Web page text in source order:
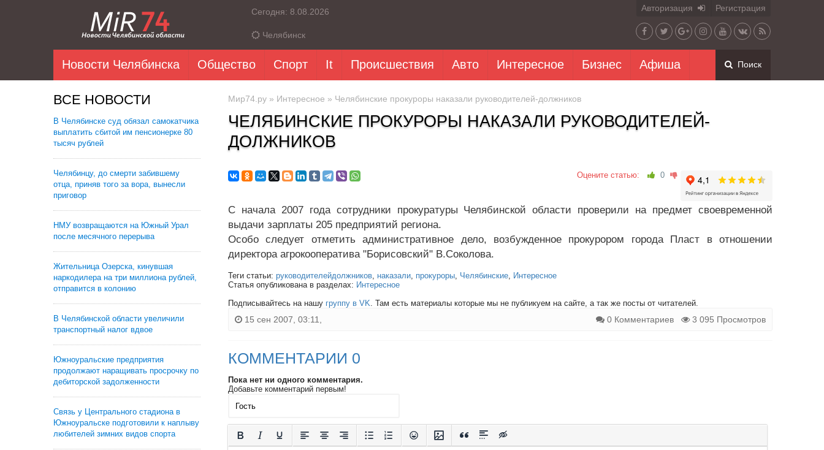
Сегодня: 8.08.2026
Челябинск
Авторизация Регистрация
Новости Челябинска Общество Спорт It Происшествия Авто Интересное Бизнес Афиша Поиск
ВСЕ НОВОСТИ
В Челябинске суд обязал самокатчика
выплатить сбитой им пенсионерке 80
тысяч рублей
Челябинцу, до смерти забившему
отца, приняв того за вора, вынесли
приговор
НМУ возвращаются на Южный Урал
после месячного перерыва
Жительница Озерска, кинувшая
наркодилера на три миллиона рублей,
отправится в колонию
В Челябинской области увеличили
транспортный налог вдвое
Южноуральские предприятия
продолжают наращивать просрочку по
дебиторской задолженности
Связь у Центрального стадиона в
Южноуральске подготовили к наплыву
любителей зимних видов спорта
Мир74.ру » Интересное » Челябинские прокуроры наказали руководителей-должников
ЧЕЛЯБИНСКИЕ ПРОКУРОРЫ НАКАЗАЛИ РУКОВОДИТЕЛЕЙ-
ДОЛЖНИКОВ
Оцените статью: 0
С начала 2007 года сотрудники прокуратуры Челябинской области проверили на предмет своевременной
выдачи зарплаты 205 предприятий региона.
Особо следует отметить административное дело, возбужденное прокурором города Пласт в отношении
директора агрокооператива "Борисовский" В.Соколова.
Теги статьи: руководителейдолжников, наказали, прокуроры, Челябинские, Интересное
Статья опубликована в разделах: Интересное
Подписывайтесь на нашу группу в VK. Там есть материалы которые мы не публикуем на сайте, а так же посты от читателей.
15 сен 2007, 03:11, 0 Комментариев 3 095 Просмотров
КОММЕНТАРИИ 0
Пока нет ни одного комментария.
Добавьте комментарий первым!